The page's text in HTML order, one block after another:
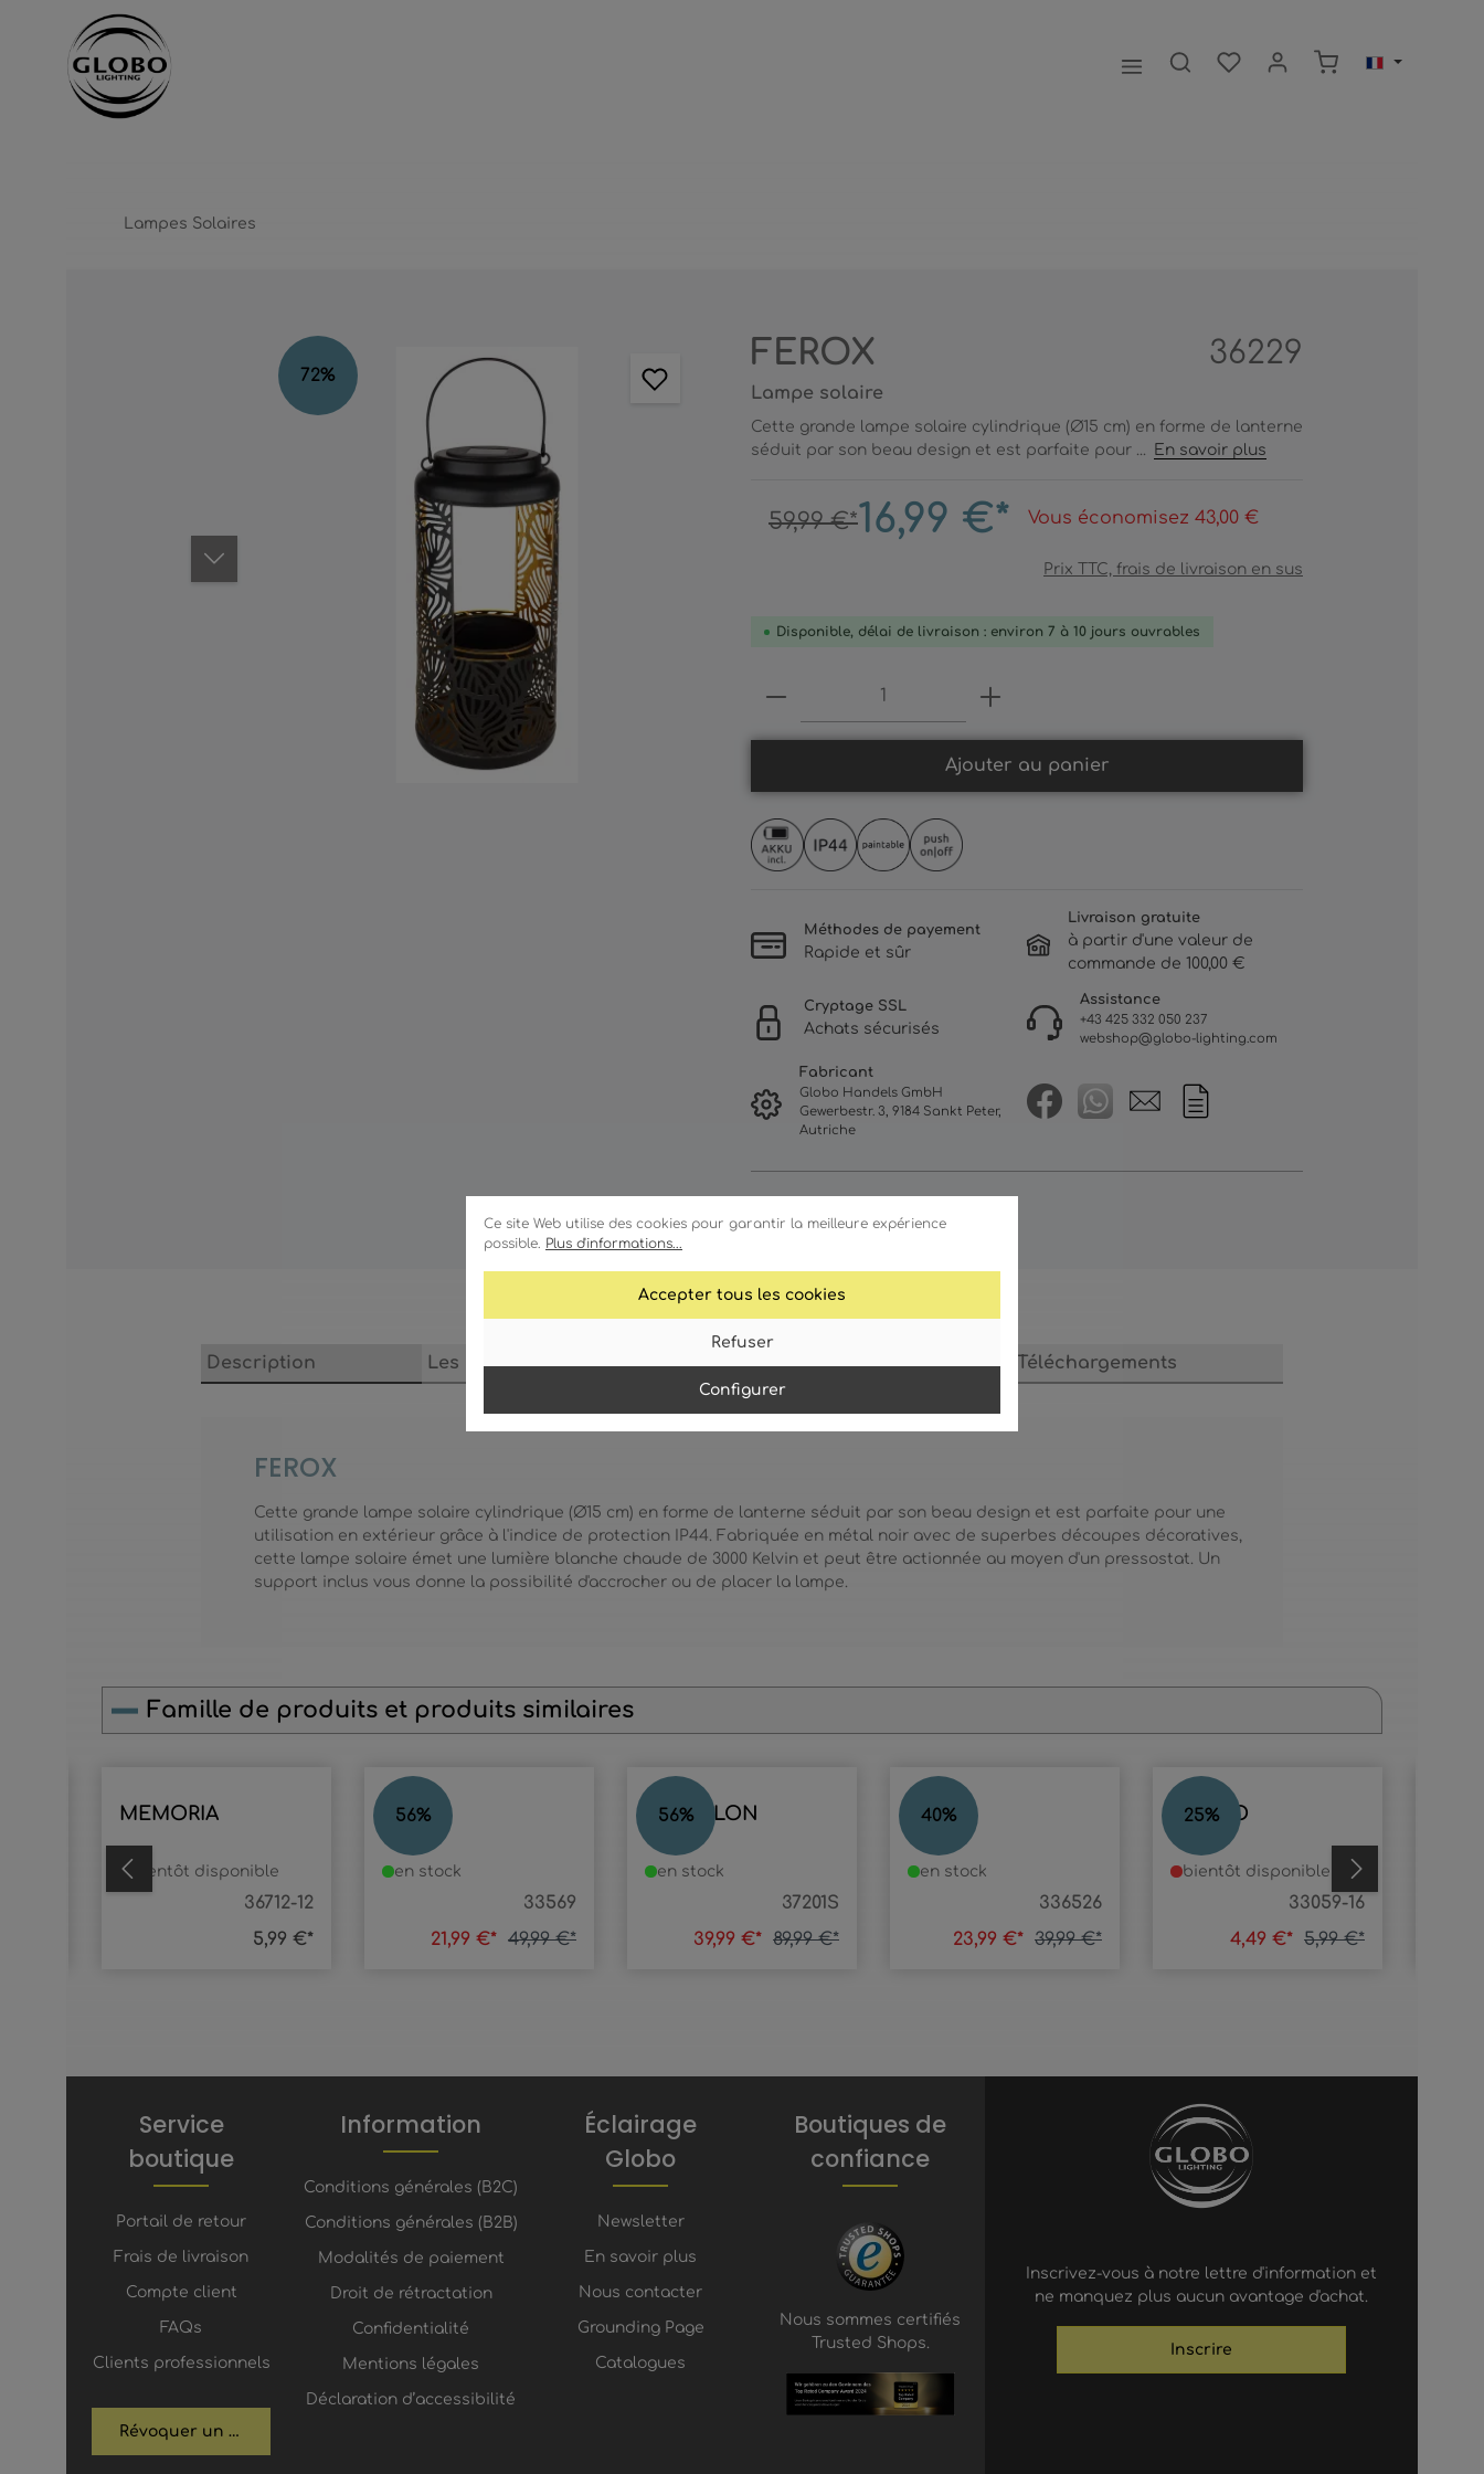
Ce site Web utilise des cookies pour garantir la meilleure expérience
possible. Plus d'informations...
Accepter tous les cookies
Refuser
Configurer
Passer à la navigation principale
Lampes Solaires
Ignorer la galerie d'images
72%
FEROX 36229
Lampe solaire
Cette grande lampe solaire cylindrique (Ø15 cm) en forme de lanterne
séduit par son beau design et est parfaite pour ...
En savoir plus
59,99 €*16,99 €* Vous économisez 43,00 €
Prix TTC, frais de livraison en sus
Disponible, délai de livraison : environ 7 à 10 jours ouvrables
Produkt Anzahl: Gib den gewünschten Wert ein
Ajouter au panier
Méthodes de payement
Rapide et sûr
Livraison gratuite
à partir d'une valeur de
commande de 100,00 €
Cryptage SSL
Achats sécurisés
Assistance
+43 425 332 050 237
webshop@globo-lighting.com
Fabricant
Globo Handels GmbH
Gewerbestr. 3, 9184 Sankt Peter,
Autriche
Description Les caractéristiques Détails techniques Téléchargements
FEROX
Cette grande lampe solaire cylindrique (Ø15 cm) en forme de lanterne séduit par son beau design et est parfaite pour une
utilisation en extérieur grâce à l'indice de protection IP44. Fabriquée en métal noir avec de superbes découpes décoratives,
cette lampe solaire émet une lumière blanche chaude de 3000 Kelvin et peut être actionnée au moyen d'un pressostat. Un
support inclus vous donne la possibilité d'accrocher ou de placer la lampe.
Famille de produits et produits similaires
MEMORIA
36712-12
bientôt disponible
5,99 €*
56%
CHISU
33569
en stock
21,99 €* 49,99 €*
56%
MODULON
37201S
en stock
39,99 €* 89,99 €*
40%
POTIS
336526
en stock
23,99 €* 39,99 €*
25%
LAVINO
33059-16
bientôt disponible
4,49 €* 5,99 €*
Service
boutique
Portail de retour
Frais de livraison
Compte client
FAQs
Clients professionnels
Révoquer un contrat
Information
Conditions générales (B2C)
Conditions générales (B2B)
Modalités de paiement
Droit de rétractation
Confidentialité
Mentions légales
Déclaration d’accessibilité
Éclairage
Globo
Newsletter
En savoir plus
Nous contacter
Grounding Page
Catalogues
Boutiques de
confiance
Nous sommes certifiés
Trusted Shops.
Inscrivez-vous à notre lettre d'information et
ne manquez plus aucun avantage d'achat.
Inscrire